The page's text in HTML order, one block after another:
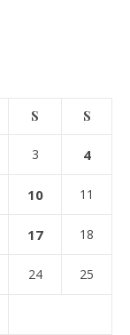
S S
3 4
10 11
17 18
24 25